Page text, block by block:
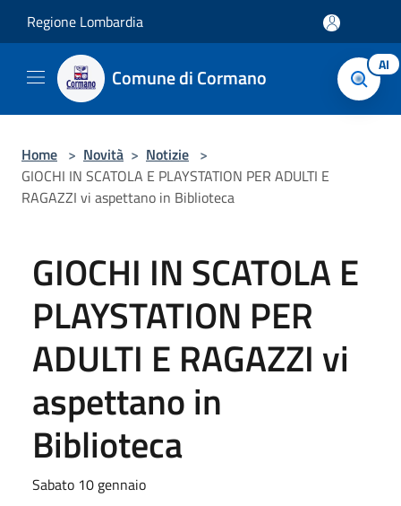
Regione Lombardia
Comune di Cormano AI
Home > Novità > Notizie >
GIOCHI IN SCATOLA E PLAYSTATION PER ADULTI E
RAGAZZI vi aspettano in Biblioteca
GIOCHI IN SCATOLA E
PLAYSTATION PER
ADULTI E RAGAZZI vi
aspettano in
Biblioteca
Sabato 10 gennaio